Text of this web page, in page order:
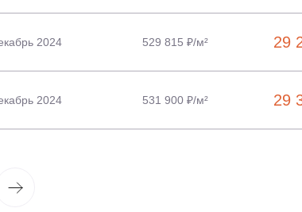
2024 29
529 815 ₽/м²
2024 29
531 900 ₽/м²